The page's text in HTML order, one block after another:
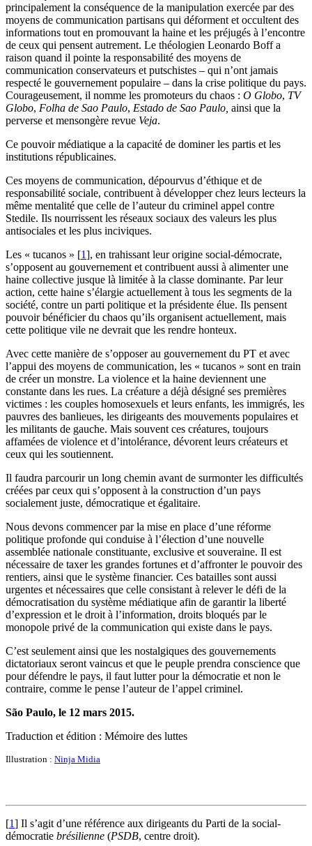
principalement la conséquence de la manipulation exercée par des
moyens de communication partisans qui déforment et occultent des
informations tout en promouvant la haine et les préjugés à l’encontre
de ceux qui pensent autrement. Le théologien Leonardo Boff a
raison quand il pointe la responsabilité des moyens de
communication conservateurs et putschistes – qui n’ont jamais
respecté le gouvernement populaire – dans la crise politique du pays.
Courageusement, il nomme les promoteurs du chaos : O Globo, TV
Globo, Folha de Sao Paulo, Estado de Sao Paulo, ainsi que la
perverse et mensongère revue Veja.
Ce pouvoir médiatique a la capacité de dominer les partis et les
institutions républicaines.
Ces moyens de communication, dépourvus d’éthique et de
responsabilité sociale, contribuent à développer chez leurs lecteurs la
même mentalité que celle de l’auteur du criminel appel contre
Stedile. Ils nourrissent les réseaux sociaux des valeurs les plus
antisociales et les plus inciviques.
Les « tucanos » [1], en trahissant leur origine social-démocrate,
s’opposent au gouvernement et contribuent aussi à alimenter une
haine collective jusque là limitée à la classe dominante. Par leur
action, cette haine s’élargie actuellement à tous les segments de la
société, contre un parti politique et la présidente élue. Ils pensent
pouvoir bénéficier du chaos qu’ils organisent actuellement, mais
cette politique vile ne devrait que les rendre honteux.
Avec cette manière de s’opposer au gouvernement du PT et avec
l’appui des moyens de communication, les « tucanos » sont en train
de créer un monstre. La violence et la haine deviennent une
constante dans les rues. La créature a déjà désigné ses premières
victimes : les couples homosexuels et leurs enfants, les immigrés, les
pauvres des banlieues, les dirigeants des mouvements populaires et
les militants de gauche. Mais souvent ces créatures, toujours
affamées de violence et d’intolérance, dévorent leurs créateurs et
ceux qui les soutiennent.
Il faudra parcourir un long chemin avant de surmonter les difficultés
créées par ceux qui s’opposent à la construction d’un pays
socialement juste, démocratique et égalitaire.
Nous devons commencer par la mise en place d’une réforme
politique profonde qui conduise à l’élection d’une nouvelle
assemblée nationale constituante, exclusive et souveraine. Il est
nécessaire de taxer les grandes fortunes et d’affronter le pouvoir des
rentiers, ainsi que le système financier. Ces batailles sont aussi
urgentes et nécessaires que celle consistant à relever le défi de la
démocratisation du système médiatique afin de garantir la liberté
d’expression et le droit à l’information, droits bloqués par le
monopole privé de la communication qui existe dans le pays.
C’est seulement ainsi que les nostalgiques des gouvernements
dictatoriaux seront vaincus et que le peuple prendra conscience que
pour défendre le pays, il faut lutter pour la démocratie et non le
contraire, comme le pense l’auteur de l’appel criminel.
São Paulo, le 12 mars 2015.
Traduction et édition : Mémoire des luttes
Illustration : Ninja Midia
[1] Il s’agit d’une référence aux dirigeants du Parti de la social-
démocratie brésilienne (PSDB, centre droit).